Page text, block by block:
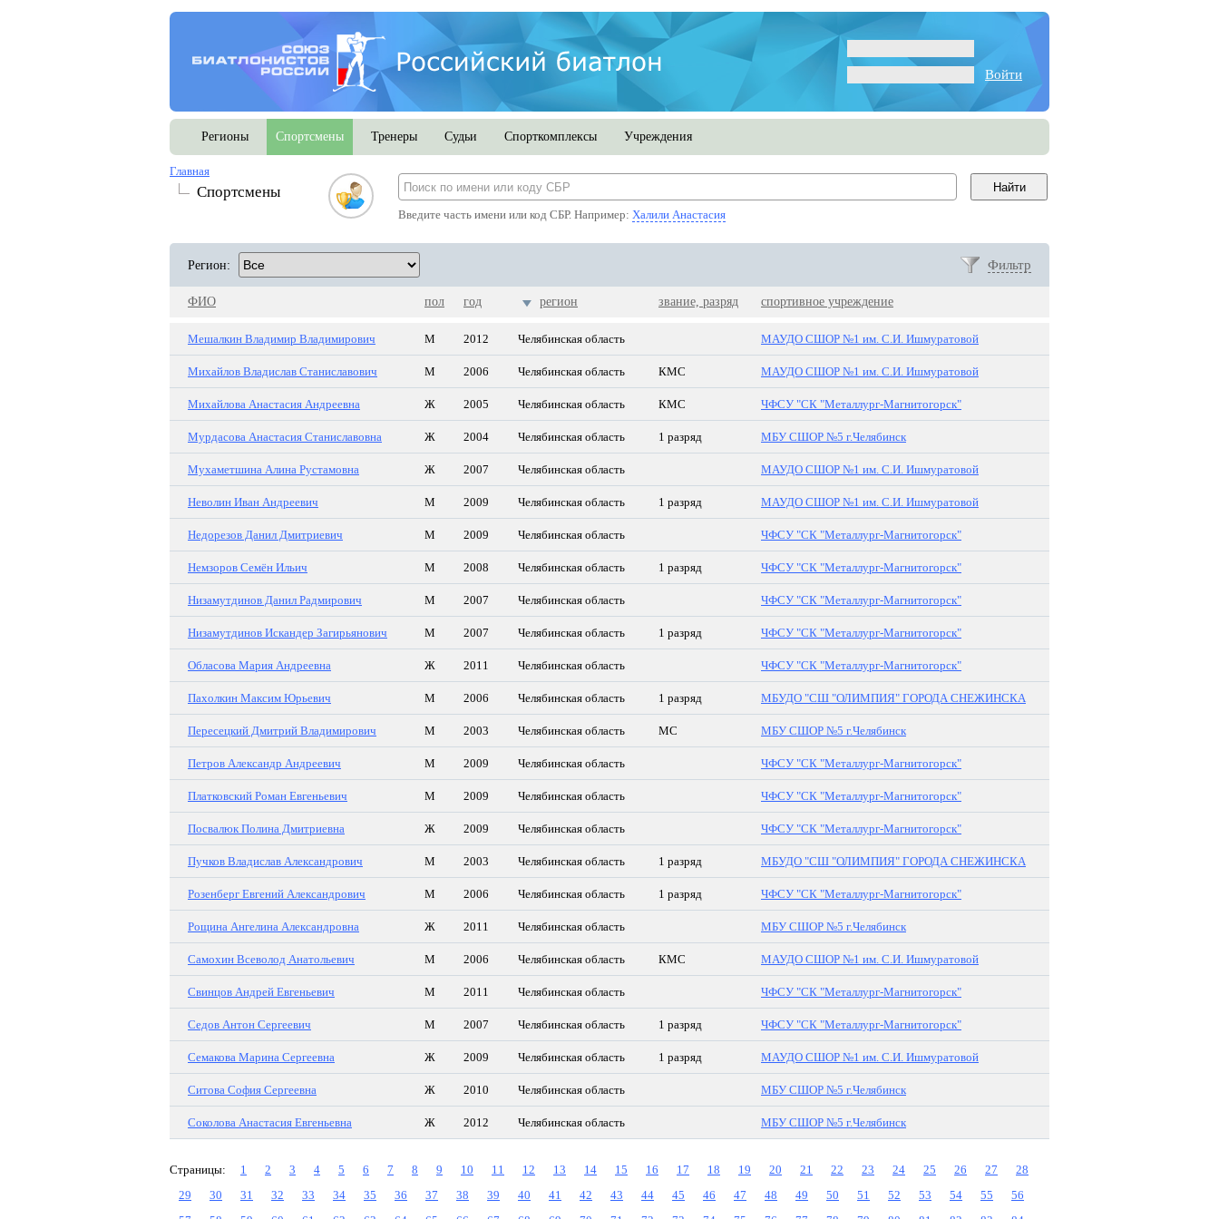
Войти
Регионы Спортсмены Тренеры Судьи Спорткомплексы Учреждения
Главная
Спортсмены
Введите часть имени или код СБР. Например: Халили Анастасия
Фильтр
Регион:
ФИО пол год регион звание, разряд спортивное учреждение
Мешалкин Владимир Владимирович М 2012 Челябинская область МАУДО СШОР №1 им. С.И. Ишмуратовой
Михайлов Владислав Станиславович М 2006 Челябинская область КМС МАУДО СШОР №1 им. С.И. Ишмуратовой
Михайлова Анастасия Андреевна Ж 2005 Челябинская область КМС ЧФСУ "СК "Металлург-Магнитогорск"
Мурдасова Анастасия Станиславовна Ж 2004 Челябинская область 1 разряд МБУ СШОР №5 г.Челябинск
Мухаметшина Алина Рустамовна Ж 2007 Челябинская область МАУДО СШОР №1 им. С.И. Ишмуратовой
Неволин Иван Андреевич М 2009 Челябинская область 1 разряд МАУДО СШОР №1 им. С.И. Ишмуратовой
Недорезов Данил Дмитриевич М 2009 Челябинская область ЧФСУ "СК "Металлург-Магнитогорск"
Немзоров Семён Ильич М 2008 Челябинская область 1 разряд ЧФСУ "СК "Металлург-Магнитогорск"
Низамутдинов Данил Радмирович М 2007 Челябинская область ЧФСУ "СК "Металлург-Магнитогорск"
Низамутдинов Искандер Загирьянович М 2007 Челябинская область 1 разряд ЧФСУ "СК "Металлург-Магнитогорск"
Обласова Мария Андреевна Ж 2011 Челябинская область ЧФСУ "СК "Металлург-Магнитогорск"
Пахолкин Максим Юрьевич М 2006 Челябинская область 1 разряд МБУДО "СШ "ОЛИМПИЯ" ГОРОДА СНЕЖИНСКА
Пересецкий Дмитрий Владимирович М 2003 Челябинская область МС МБУ СШОР №5 г.Челябинск
Петров Александр Андреевич М 2009 Челябинская область ЧФСУ "СК "Металлург-Магнитогорск"
Платковский Роман Евгеньевич М 2009 Челябинская область ЧФСУ "СК "Металлург-Магнитогорск"
Посвалюк Полина Дмитриевна Ж 2009 Челябинская область ЧФСУ "СК "Металлург-Магнитогорск"
Пучков Владислав Александрович М 2003 Челябинская область 1 разряд МБУДО "СШ "ОЛИМПИЯ" ГОРОДА СНЕЖИНСКА
Розенберг Евгений Александрович М 2006 Челябинская область 1 разряд ЧФСУ "СК "Металлург-Магнитогорск"
Рощина Ангелина Александровна Ж 2011 Челябинская область МБУ СШОР №5 г.Челябинск
Самохин Всеволод Анатольевич М 2006 Челябинская область КМС МАУДО СШОР №1 им. С.И. Ишмуратовой
Свинцов Андрей Евгеньевич М 2011 Челябинская область ЧФСУ "СК "Металлург-Магнитогорск"
Седов Антон Сергеевич М 2007 Челябинская область 1 разряд ЧФСУ "СК "Металлург-Магнитогорск"
Семакова Марина Сергеевна Ж 2009 Челябинская область 1 разряд МАУДО СШОР №1 им. С.И. Ишмуратовой
Ситова София Сергеевна Ж 2010 Челябинская область МБУ СШОР №5 г.Челябинск
Соколова Анастасия Евгеньевна Ж 2012 Челябинская область МБУ СШОР №5 г.Челябинск
Страницы: 1 2 3 4 5 6 7 8 9 10 11 12 13 14 15 16 17 18 19 20 21 22 23 24 25 26 27
28
29
30 31 32 33 34 35 36 37 38 39 40 41 42 43 44 45 46 47 48 49 50 51 52 53 54 55
56